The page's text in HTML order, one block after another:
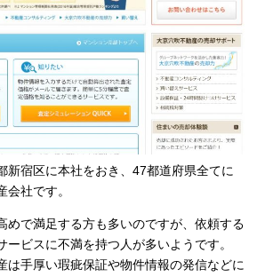
新宿区に本社をおき、47都道府県全てに
社です。
めで満足する方も多いのですが、依頼する
ビスに不満を持つ人が多いようです。
は手厚い瑕疵保証や物件情報の発信などに